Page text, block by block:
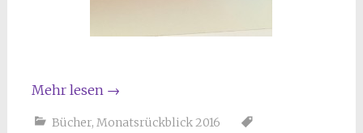
Mehr lesen →
Bücher, Monatsrückblick 2016